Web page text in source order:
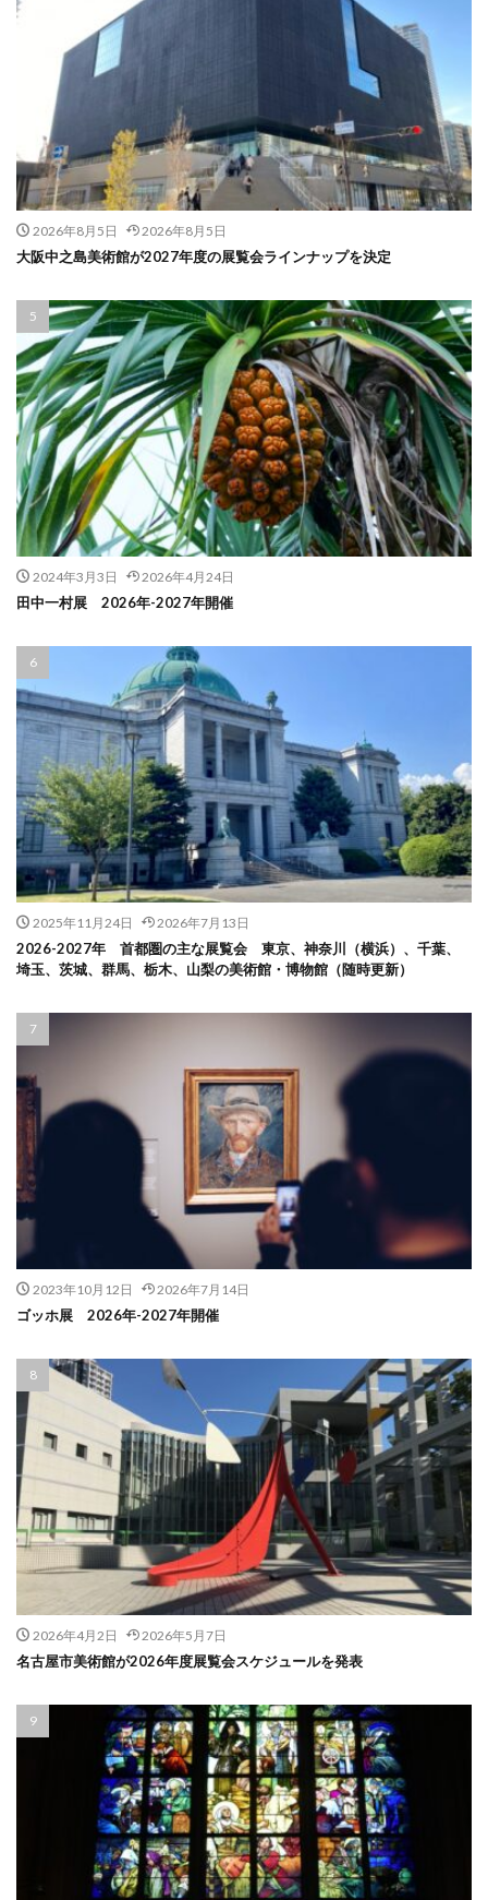
2026年8月5日 2026年8月5日
大阪中之島美術館が2027年度の展覧会ラインナップを決定
2024年3月3日 2026年4月24日
田中一村展 2026年-2027年開催
2025年11月24日 2026年7月13日
2026-2027年 首都圏の主な展覧会 東京、神奈川（横浜）、千葉、
埼玉、茨城、群馬、栃木、山梨の美術館・博物館（随時更新）
2023年10月12日 2026年7月14日
ゴッホ展 2026年-2027年開催
2026年4月2日 2026年5月7日
名古屋市美術館が2026年度展覧会スケジュールを発表